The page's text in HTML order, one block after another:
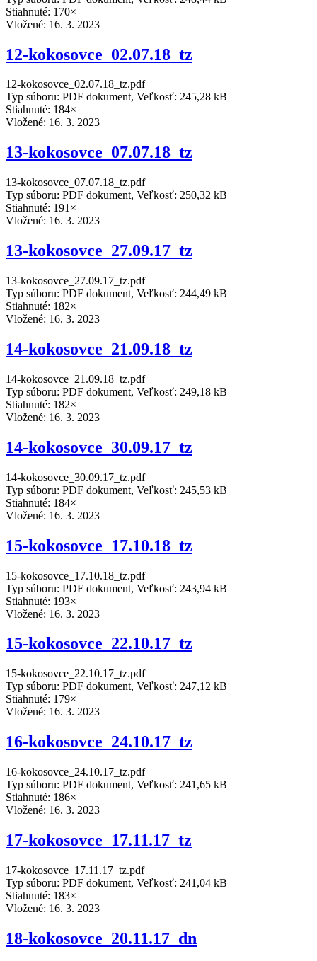
Stiahnuté: 170×
Vložené: 16. 3. 2023
12-kokosovce_02.07.18_tz
12-kokosovce_02.07.18_tz.pdf
Typ súboru: PDF dokument, Veľkosť: 245,28 kB
Stiahnuté: 184×
Vložené: 16. 3. 2023
13-kokosovce_07.07.18_tz
13-kokosovce_07.07.18_tz.pdf
Typ súboru: PDF dokument, Veľkosť: 250,32 kB
Stiahnuté: 191×
Vložené: 16. 3. 2023
13-kokosovce_27.09.17_tz
13-kokosovce_27.09.17_tz.pdf
Typ súboru: PDF dokument, Veľkosť: 244,49 kB
Stiahnuté: 182×
Vložené: 16. 3. 2023
14-kokosovce_21.09.18_tz
14-kokosovce_21.09.18_tz.pdf
Typ súboru: PDF dokument, Veľkosť: 249,18 kB
Stiahnuté: 182×
Vložené: 16. 3. 2023
14-kokosovce_30.09.17_tz
14-kokosovce_30.09.17_tz.pdf
Typ súboru: PDF dokument, Veľkosť: 245,53 kB
Stiahnuté: 184×
Vložené: 16. 3. 2023
15-kokosovce_17.10.18_tz
15-kokosovce_17.10.18_tz.pdf
Typ súboru: PDF dokument, Veľkosť: 243,94 kB
Stiahnuté: 193×
Vložené: 16. 3. 2023
15-kokosovce_22.10.17_tz
15-kokosovce_22.10.17_tz.pdf
Typ súboru: PDF dokument, Veľkosť: 247,12 kB
Stiahnuté: 179×
Vložené: 16. 3. 2023
16-kokosovce_24.10.17_tz
16-kokosovce_24.10.17_tz.pdf
Typ súboru: PDF dokument, Veľkosť: 241,65 kB
Stiahnuté: 186×
Vložené: 16. 3. 2023
17-kokosovce_17.11.17_tz
17-kokosovce_17.11.17_tz.pdf
Typ súboru: PDF dokument, Veľkosť: 241,04 kB
Stiahnuté: 183×
Vložené: 16. 3. 2023
18-kokosovce_20.11.17_dn